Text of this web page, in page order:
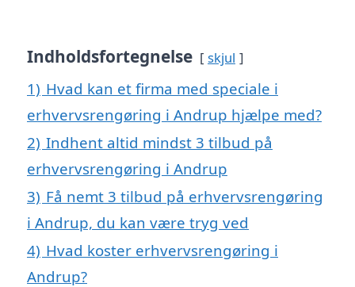
Indholdsfortegnelse skjul
1) Hvad kan et firma med speciale i
erhvervsrengøring i Andrup hjælpe med?
2) Indhent altid mindst 3 tilbud på
erhvervsrengøring i Andrup
3) Få nemt 3 tilbud på erhvervsrengøring
i Andrup, du kan være tryg ved
4) Hvad koster erhvervsrengøring i
Andrup?